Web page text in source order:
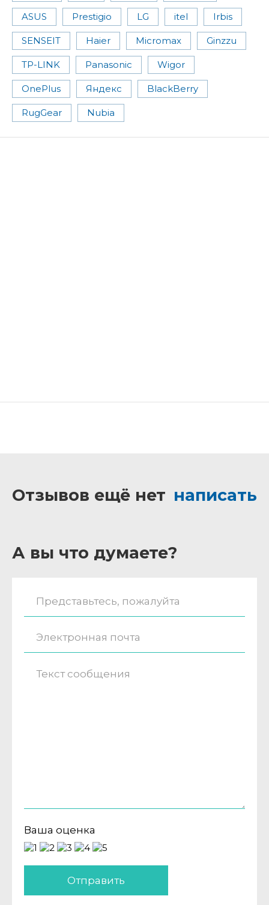
ASUS Prestigio LG itel Irbis
SENSEIT Haier Micromax Ginzzu
TP-LINK Panasonic Wigor
OnePlus Яндекс BlackBerry
RugGear Nubia
Отзывов ещё нет написать
А вы что думаете?
Ваша оценка
Отправить